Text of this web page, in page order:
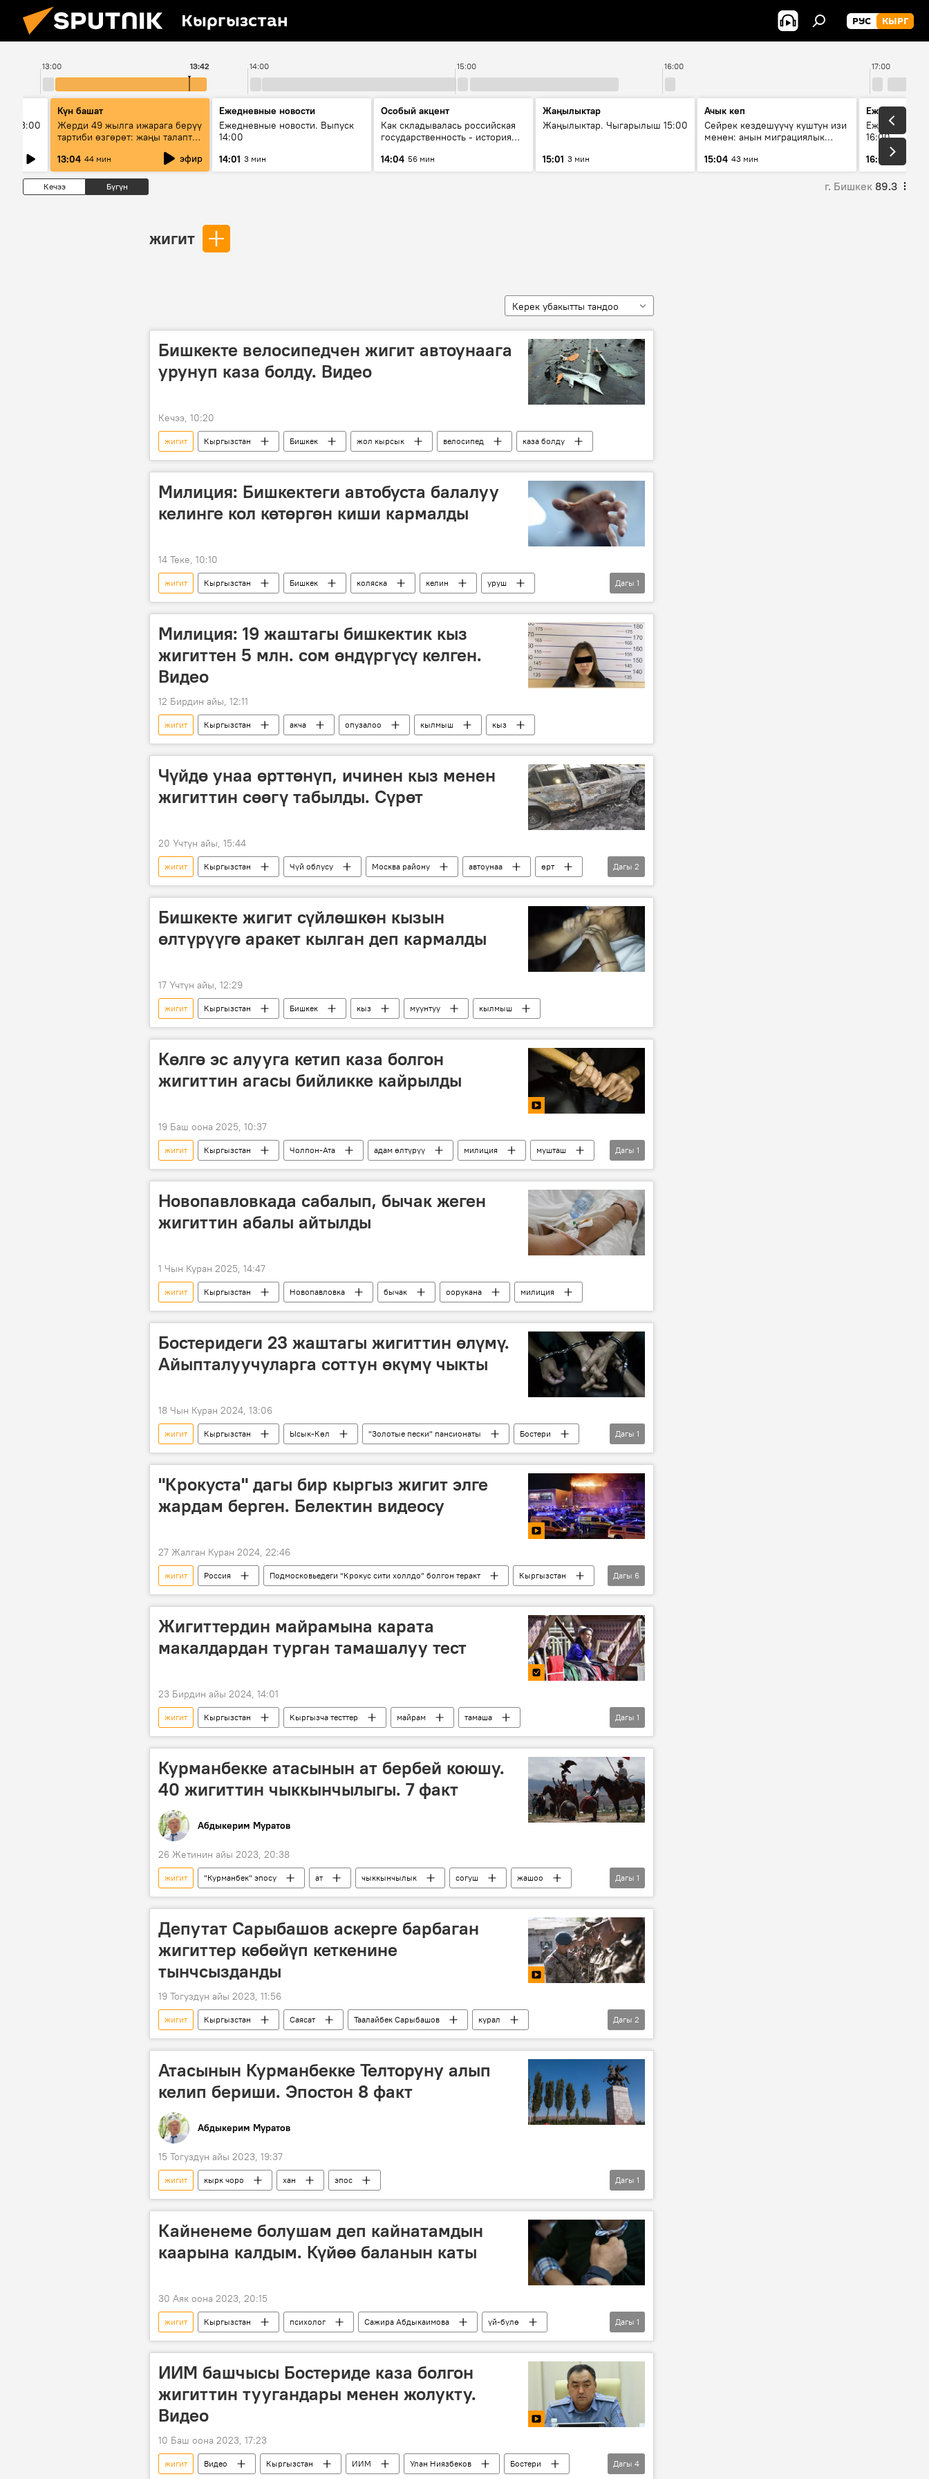
Кыргызстан РУС КЫРГ
13:00 14:00 15:00 16:00 17:00
13:42
13:00
Күн башат
Жерди 49 жылга ижарага берүү
тартиби өзгөрөт: жаңы талаптар
13:04 44 мин эфир
Ежедневные новости
Ежедневные новости. Выпуск
14:00
14:01 3 мин
Особый акцент
Как складывалась российская
государственность - история
глазами аналитиков
14:04 56 мин
Жаңылыктар
Жаңылыктар. Чыгарылыш 15:00
15:01 3 мин
Ачык кеп
Сейрек кездешүүчү куштун изи
менен: анын миграциялык
15:04 43 мин
Ежедневные
Ежедневные
16:00
16:01
3 мин
Кечээ Бүгүн г. Бишкек 89.3
жигит
Керек убакытты тандоо
Бишкекте велосипедчен жигит автоунаага
урунуп каза болду. Видео
Кечээ, 10:20
жигит Кыргызстан Бишкек жол кырсык велосипед каза болду
Милиция: Бишкектеги автобуста балалуу
келинге кол көтөргөн киши кармалды
14 Теке, 10:10
жигит Кыргызстан Бишкек коляска келин
уруш
милиция
коомдук транспорт
Дагы 1
Милиция: 19 жаштагы бишкектик кыз
жигиттен 5 млн. сом өндүргүсү келген.
Видео
12 Бирдин айы, 12:11
жигит Кыргызстан акча опузалоо кылмыш кыз
Чүйдө унаа өрттөнүп, ичинен кыз менен
жигиттин сөөгү табылды. Сүрөт
20 Үчтүн айы, 15:44
жигит Кыргызстан Чүй облусу Москва району автоунаа
өрт
өлүм
кыз
Дагы 2
Бишкекте жигит сүйлөшкөн кызын
өлтүрүүгө аракет кылган деп кармалды
17 Үчтүн айы, 12:29
жигит Кыргызстан Бишкек кыз муунтуу кылмыш
Көлгө эс алууга кетип каза болгон
жигиттин агасы бийликке кайрылды
19 Баш оона 2025, 10:37
жигит Кыргызстан Чолпон-Ата адам өлтүрүү милиция
мушташ
Видео
Дагы 1
Новопавловкада сабалып, бычак жеген
жигиттин абалы айтылды
1 Чын Куран 2025, 14:47
жигит Кыргызстан Новопавловка бычак оорукана милиция
Бостеридеги 23 жаштагы жигиттин өлүмү.
Айыпталуучуларга соттун өкүмү чыкты
18 Чын Куран 2024, 13:06
жигит Кыргызстан Ысык-Көл "Золотые пески" пансионаты
Бостери
өлүм
Дагы 1
"Крокуста" дагы бир кыргыз жигит элге
жардам берген. Белектин видеосу
27 Жалган Куран 2024, 22:46
жигит Россия Подмосковьедеги “Крокус сити холлдо” болгон теракт
Кыргызстан
мекендештер
эрдик жардам Крокус сити холл
"Крокустагы" теракт
Дагы 6
Жигиттердин майрамына карата
макалдардан турган тамашалуу тест
23 Бирдин айы 2024, 14:01
жигит Кыргызстан Кыргызча тесттер майрам
тамаша
макал-ылакап
Дагы 1
Курманбекке атасынын ат бербей коюшу.
40 жигиттин чыккынчылыгы. 7 факт
Абдыкерим Муратов
26 Жетинин айы 2023, 20:38
жигит "Курманбек" эпосу ат чыккынчылык согуш
жашоо
Кыргыздын көркөм өнөрү, белгилүү инсандары жөнүндө фактылар
Дагы 1
Депутат Сарыбашов аскерге барбаган
жигиттер көбөйүп кеткенине
тынчсызданды
19 Тогуздун айы 2023, 11:56
жигит Кыргызстан Саясат Таалайбек Сарыбашов
курал
аскердик кызмат
Видео
Дагы 2
Атасынын Курманбекке Телторуну алып
келип бериши. Эпостон 8 факт
Абдыкерим Муратов
15 Тогуздун айы 2023, 19:37
жигит кырк чоро хан
эпос
Кыргыздын көркөм өнөрү, белгилүү инсандары жөнүндө фактылар
Дагы 1
Кайненеме болушам деп кайнатамдын
каарына калдым. Күйөө баланын каты
30 Аяк оона 2023, 20:15
жигит Кыргызстан психолог Сажира Абдыкаимова
үй-бүлө
Психолог менен баарлашуу
Дагы 1
ИИМ башчысы Бостериде каза болгон
жигиттин туугандары менен жолукту.
Видео
10 Баш оона 2023, 17:23
жигит Видео Кыргызстан ИИМ Улан Ниязбеков Бостери Дагы 4